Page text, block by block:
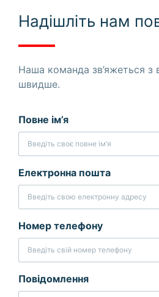
Надішліть нам
Наша команда зв’яжеться з
швидше.
Повне ім’я
Електронна пошта
Номер телефону
Повідомлення